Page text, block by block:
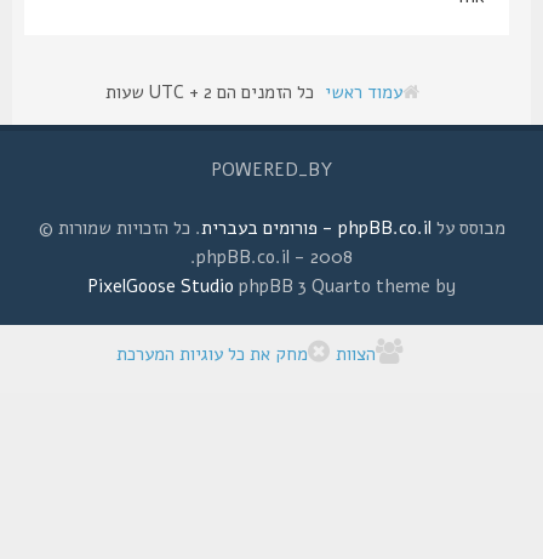
עמוד ראשי כל הזמנים הם UTC + 2 שעות
POWERED_BY
מבוסס עלphpBB.co.il - פורומים בעברית
. כל הזכויות שמורות ©
2008 - phpBB.co.il.
phpBB 3 Quarto theme by
PixelGoose Studio
הצוות מחק את כל עוגיות המערכת